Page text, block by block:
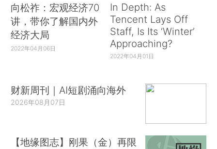
向松祚：宏观经济70
讲，带你了解国内外
经济大局
2022年04月06日
In Depth: As
Tencent Lays Off
Staff, Is Its ‘Winter’
Approaching?
2022年04月01日
财新周刊｜AI短剧涌向海外
2026年08月07日
【地缘图志】刚果（金）再限